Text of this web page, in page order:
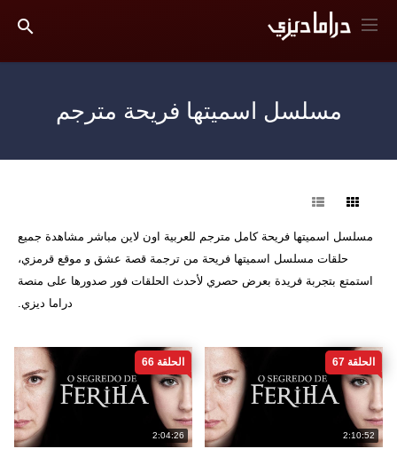
مسلسل اسميتها فريحة مترجم
مسلسل اسميتها فريحة كامل مترجم للعربية اون لاين مباشر مشاهدة جميع
حلقات مسلسل اسميتها فريحة من ترجمة قصة عشق و موقع قرمزي،
استمتع بتجربة فريدة بعرض حصري لأحدث الحلقات فور صدورها على منصة
دراما ديزي.
2:10:52
الحلقة 67
2:04:26
الحلقة 66